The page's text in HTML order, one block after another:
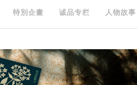
特別企畫 诚品专栏 人物故事